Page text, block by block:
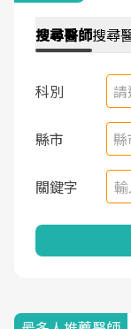
搜尋醫師搜尋
科別 請
縣市 縣
關鍵字